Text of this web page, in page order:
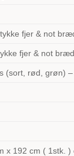
fjer & not
fjer & not
(sort, rød, grøn)
x 192 cm ( 1stk.